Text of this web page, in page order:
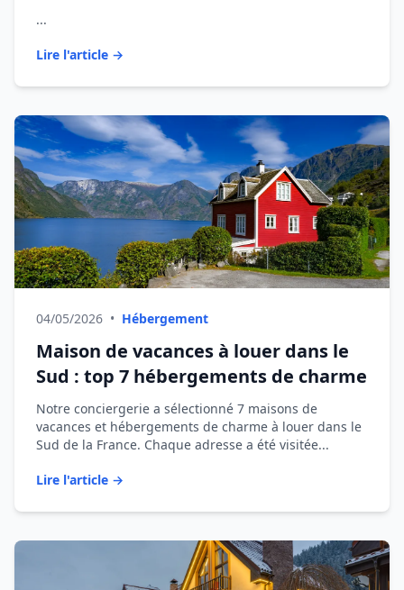
...
Lire l'article →
04/05/2026 • Hébergement
Maison de vacances à louer dans le
Sud : top 7 hébergements de charme
Notre conciergerie a sélectionné 7 maisons de
vacances et hébergements de charme à louer dans le
Sud de la France. Chaque adresse a été visitée...
Lire l'article →